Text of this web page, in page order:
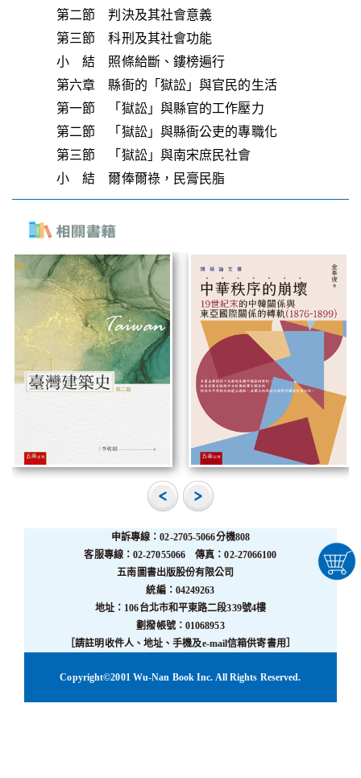
第二節 判決及其社會意義
第三節 科刑及其社會功能
小 結 照條給斷、鏤榜遍行
第六章 縣衙的「獄訟」與官民的生活
第一節 「獄訟」與縣官的工作壓力
第二節 「獄訟」與縣衙公吏的專職化
第三節 「獄訟」與南宋庶民社會
小 結 爾俸爾祿，民膏民脂
申訴專線：02-2705-5066分機808
客服專線：02-27055066 傳真：02-27066100
五南圖書出版股份有限公司
統編：04249263
地址：106台北市和平東路二段339號4樓
劃撥帳號：01068953
［請註明收件人、地址、手機及e-mail信箱供寄書用］
Copyright©2001 Wu-Nan Book Inc. All Rights Reserved.